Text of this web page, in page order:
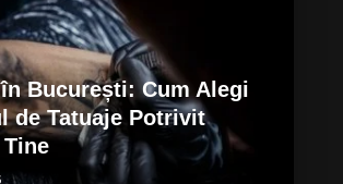
București: Cum Alegi
de Tatuaje Potrivit